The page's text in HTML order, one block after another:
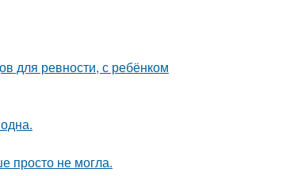
для ревности, с ребёнком
просто не могла.